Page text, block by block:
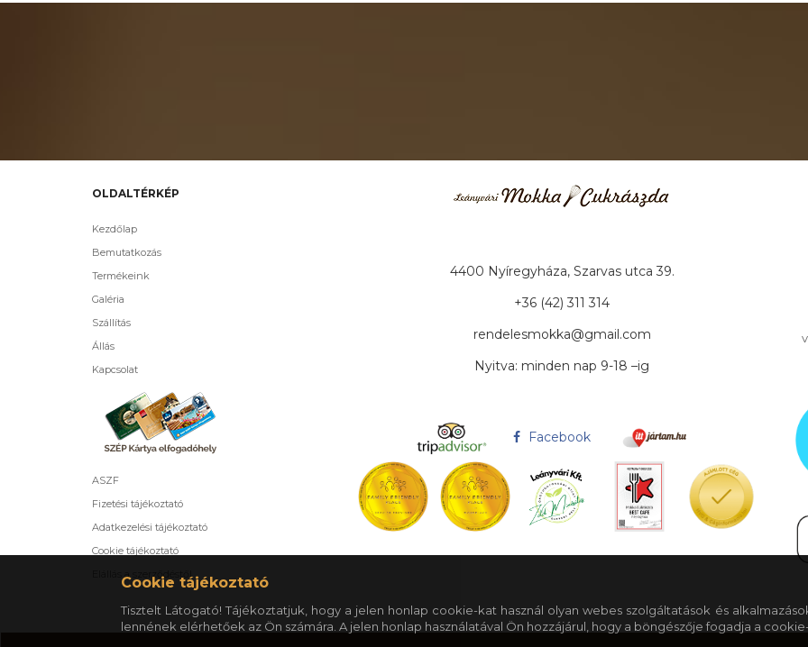
OLDALTÉRKÉP
Kezdőlap
Bemutatkozás
Termékeink
Galéria
Szállítás
Állás
Kapcsolat
ASZF
Fizetési tájékoztató
Adatkezelési tájékoztató
Cookie tájékoztató
Elállás a szerződéstől
4400 Nyíregyháza, Szarvas utca 39.
+36 (42) 311 314
rendelesmokka@gmail.com
Nyitva: minden nap 9-18 –ig
Facebook
Cookie tájékoztató
Tisztelt Látogató! Tájékoztatjuk, hogy a jelen honlap cookie-kat használ olyan webes szolgáltatások és
lennének elérhetőek az Ön számára. A jelen honlap használatával Ön hozzájárul, hogy a böngészője fogadja a